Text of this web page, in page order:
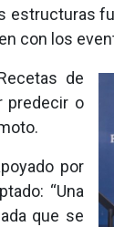
estructuras
con los
de
predecir o
por
“Una
que se